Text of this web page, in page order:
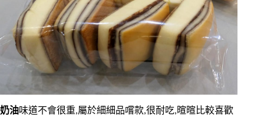
奶油味道不會很重,屬於細細品嚐款,很耐吃,暄暄比較喜歡